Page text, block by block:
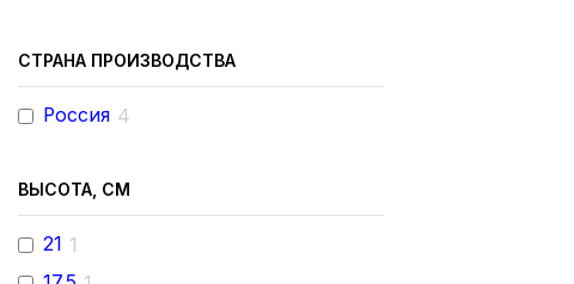
СТРАНА ПРОИЗВОДСТВА
Россия 4
ВЫСОТА, СМ
21 1